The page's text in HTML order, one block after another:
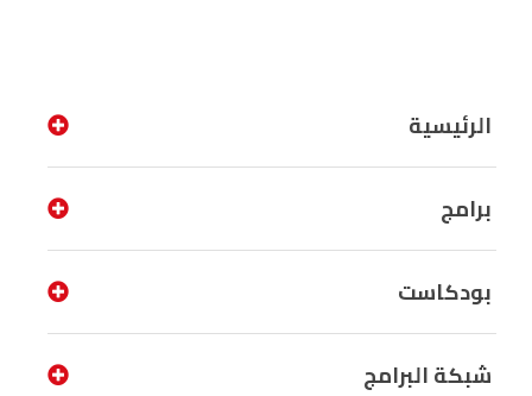
الرئيسية
برامج
بودكاست
شبكة البرامج